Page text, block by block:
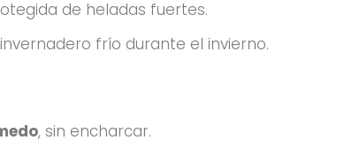
de heladas fuertes.
frío durante el invierno.
, sin encharcar.